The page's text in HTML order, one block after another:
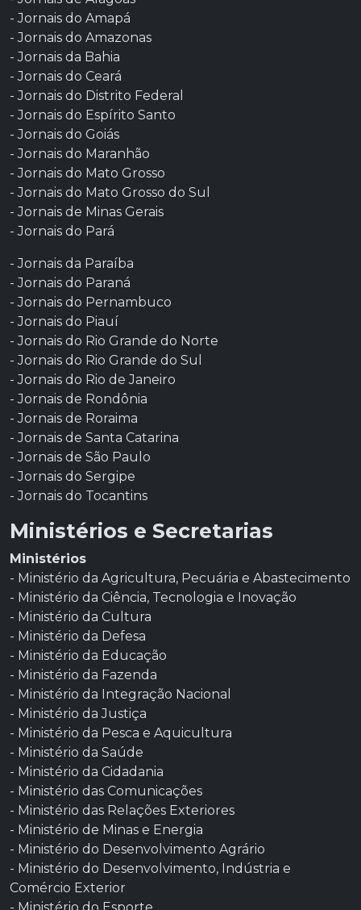
- Jornais do Amapá
- Jornais do Amazonas
- Jornais da Bahia
- Jornais do Ceará
- Jornais do Distrito Federal
- Jornais do Espírito Santo
- Jornais do Goiás
- Jornais do Maranhão
- Jornais do Mato Grosso
- Jornais do Mato Grosso do Sul
- Jornais de Minas Gerais
- Jornais do Pará
- Jornais da Paraíba
- Jornais do Paraná
- Jornais do Pernambuco
- Jornais do Piauí
- Jornais do Rio Grande do Norte
- Jornais do Rio Grande do Sul
- Jornais do Rio de Janeiro
- Jornais de Rondônia
- Jornais de Roraima
- Jornais de Santa Catarina
- Jornais de São Paulo
- Jornais do Sergipe
- Jornais do Tocantins
Ministérios e Secretarias
Ministérios
- Ministério da Agricultura, Pecuária e Abastecimento
- Ministério da Ciência, Tecnologia e Inovação
- Ministério da Cultura
- Ministério da Defesa
- Ministério da Educação
- Ministério da Fazenda
- Ministério da Integração Nacional
- Ministério da Justiça
- Ministério da Pesca e Aquicultura
- Ministério da Saúde
- Ministério da Cidadania
- Ministério das Comunicações
- Ministério das Relações Exteriores
- Ministério de Minas e Energia
- Ministério do Desenvolvimento Agrário
- Ministério do Desenvolvimento, Indústria e
Comércio Exterior